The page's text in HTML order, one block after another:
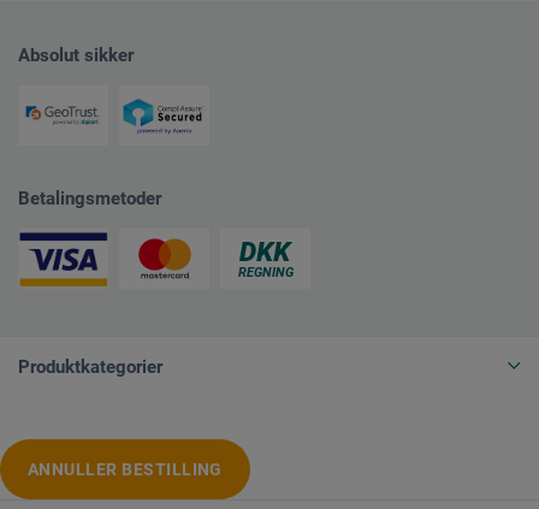
Absolut sikker
Betalingsmetoder
Produktkategorier
ANNULLER BESTILLING